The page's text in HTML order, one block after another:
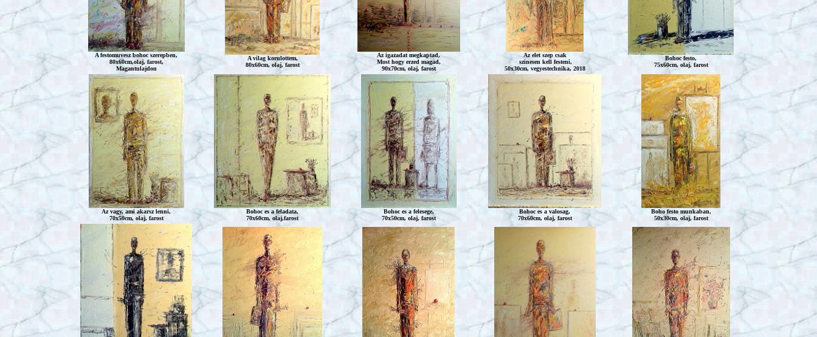
A festomuvesz bohoc szerepben,
80x60cm,olaj, farost,
Magantulajdon
A vilag korulottem,
80x60cm, olaj, farost
Az igazadat megkaptad,
Most hogy erzed magad,
90x70cm, olaj, farost
Az elet szep csak
szinesen kell festeni,
50x30cm, vegyestechnika, 2018
Bohocfesto,
75x60cm, olaj, farost
Az vagy, ami akarsz lenni,
70x50cm, olaj, farost
Bohoces a feladata,
70x60cm, olaj,farost
Bohoces a felesege,
70x50cm, olaj, farost
Bohoc es a valosag,
70x60cm, olaj, farost
Bohofesto munkaban,
50x30cm, olaj, farost